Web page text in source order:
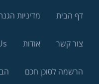
דף הבית מדיניות
צור קשר אודות
הרשמה לסוכן חכם